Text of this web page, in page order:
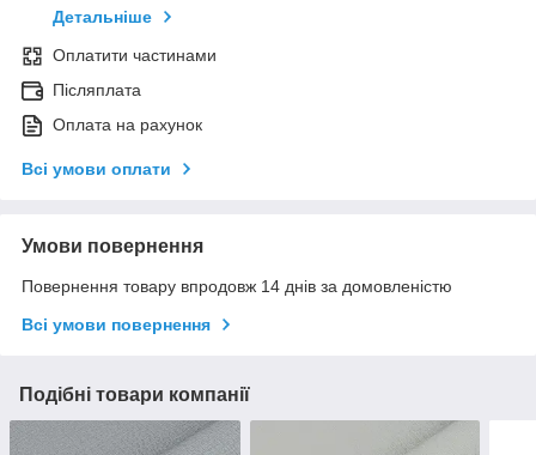
Детальніше
Оплатити частинами
Післяплата
Оплата на рахунок
Всі умови оплати
Умови повернення
Повернення товару впродовж 14 днів за домовленістю
Всі умови повернення
Подібні товари компанії